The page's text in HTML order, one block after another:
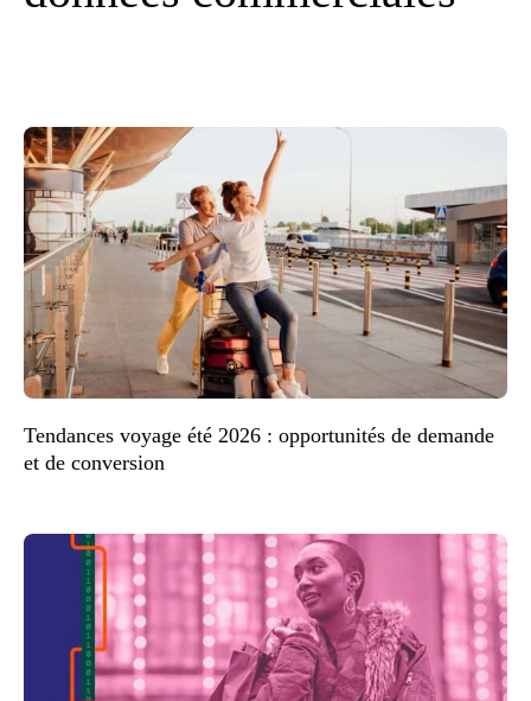
Tendances voyage été 2026 : opportunités de demande
et de conversion